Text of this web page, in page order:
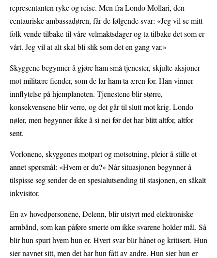
representanten ryke og reise. Men fra Londo Mollari, den
centauriske ambassadøren, får de følgende svar: «Jeg vil se mitt
folk vende tilbake til våre velmaktsdager og ta tilbake det som er
vårt. Jeg vil at alt skal bli slik som det en gang var.»
Skyggene begynner å gjøre ham små tjenester, skjulte aksjoner
mot militære fiender, som de lar ham ta æren for. Han vinner
innflytelse på hjemplaneten. Tjenestene blir større,
konsekvensene blir verre, og det går til slutt mot krig. Londo
nøler, men begynner ikke å si nei før det har blitt altfor, altfor
sent.
Vorlonene, skyggenes motpart og motsetning, pleier å stille et
annet spørsmål: «Hvem er du?» Når situasjonen begynner å
tilspisse seg sender de en spesialutsending til stasjonen, en såkalt
inkvisitor.
En av hovedpersonene, Delenn, blir utstyrt med elektroniske
armbånd, som kan påføre smerte om ikke svarene holder mål. Så
blir hun spurt hvem hun er. Hvert svar blir hånet og kritisert. Hun
sier navnet sitt, men det har hun fått av andre. Hun sier hun er